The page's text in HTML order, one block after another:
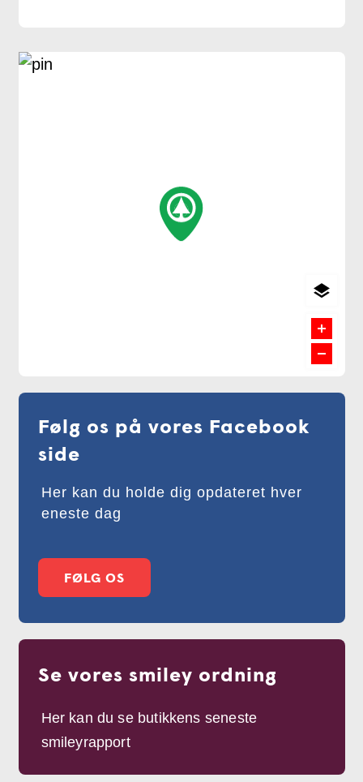
Følg os på vores Facebook
side
Her kan du holde dig opdateret hver
eneste dag
FØLG OS
Se vores smiley ordning
Her kan du se butikkens seneste
smileyrapport